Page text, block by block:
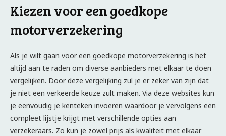
Kiezen voor een goedkope
motorverzekering
Als je wilt gaan voor een goedkope motorverzekering is het
altijd aan te raden om diverse aanbieders met elkaar te doen
vergelijken. Door deze vergelijking zul je er zeker van zijn dat
je niet een verkeerde keuze zult maken. Via deze websites kun
je eenvoudig je kenteken invoeren waardoor je vervolgens een
compleet lijstje krijgt met verschillende opties aan
verzekeraars. Zo kun je zowel prijs als kwaliteit met elkaar